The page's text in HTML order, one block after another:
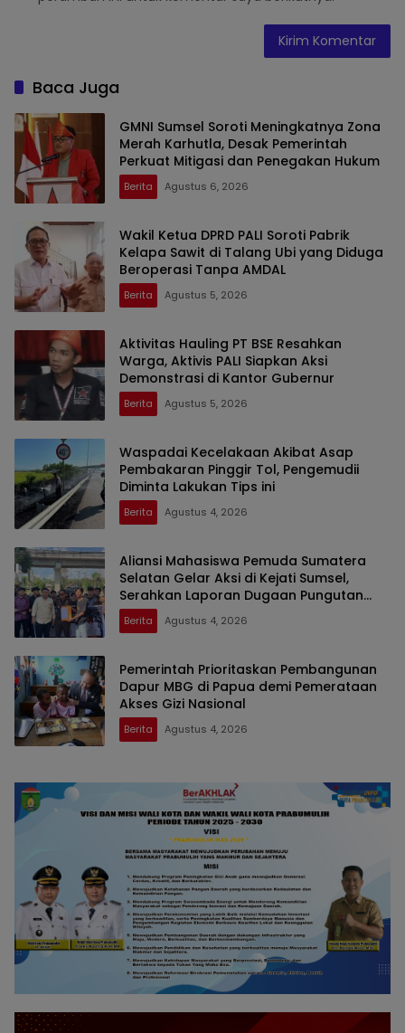
Baca Juga
GMNI Sumsel Soroti Meningkatnya Zona
Merah Karhutla, Desak Pemerintah
Perkuat Mitigasi dan Penegakan Hukum
Berita Agustus 6, 2026
Wakil Ketua DPRD PALI Soroti Pabrik
Kelapa Sawit di Talang Ubi yang Diduga
Beroperasi Tanpa AMDAL
Berita Agustus 5, 2026
Aktivitas Hauling PT BSE Resahkan
Warga, Aktivis PALI Siapkan Aksi
Demonstrasi di Kantor Gubernur
Berita Agustus 5, 2026
Waspadai Kecelakaan Akibat Asap
Pembakaran Pinggir Tol, Pengemudii
Diminta Lakukan Tips ini
Berita Agustus 4, 2026
Aliansi Mahasiswa Pemuda Sumatera
Selatan Gelar Aksi di Kejati Sumsel,
Serahkan Laporan Dugaan Pungutan
Dana BOS dan Sertifikasi Guru di Ogan
Ilir
Berita Agustus 4, 2026
Pemerintah Prioritaskan Pembangunan
Dapur MBG di Papua demi Pemerataan
Akses Gizi Nasional
Berita Agustus 4, 2026